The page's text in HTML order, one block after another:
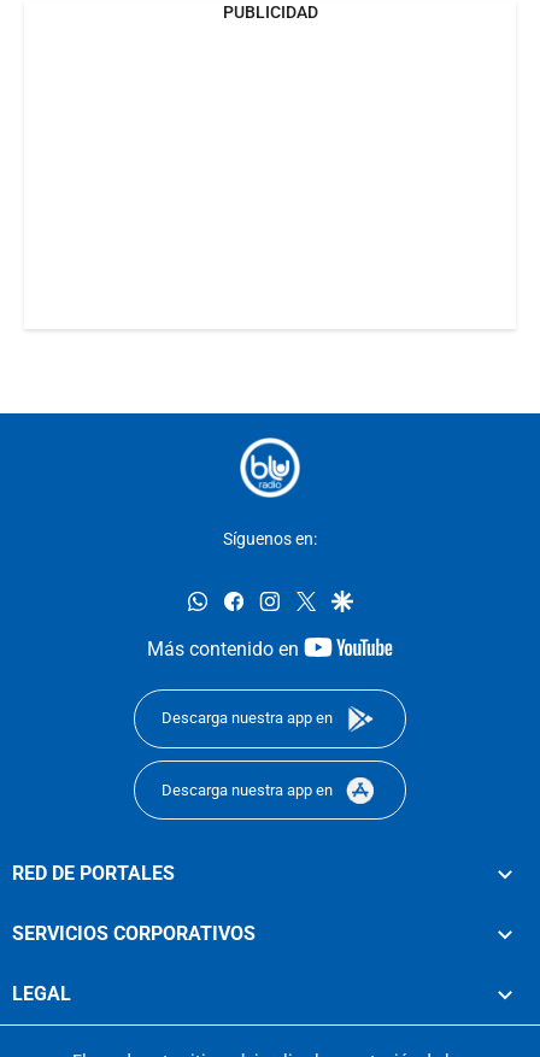
PUBLICIDAD
Síguenos en:
whatsappfacebookinstagram
twittergoogle
Más contenido en
youtube-
Descarga nuestra app en
Descarga nuestra app en
RED DE PORTALES
SERVICIOS CORPORATIVOS
LEGAL